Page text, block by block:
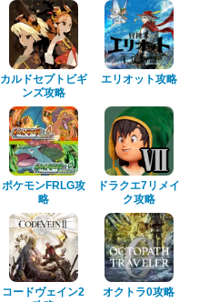
カルドセプトビギ
ンズ攻略
エリオット攻略
ポケモンFRLG攻
略
ドラクエ7リメイ
ク攻略
コードヴェイン2
オクトラ0攻略